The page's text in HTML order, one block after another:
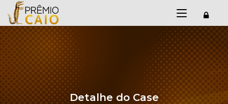
Detalhe do Case